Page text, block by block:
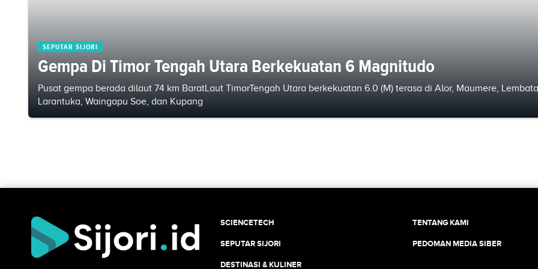
SEPUTAR SIJORI
Gempa Di Timor Tengah Utara Berkekuatan 6 Magnitudo
Pusat gempa berada dilaut 74 km BaratLaut TimorTengah Utara berkekuatan 6.0 (M) terasa di Alor, Maumere,
Larantuka, Waingapu Soe, dan Kupang
SCIENCETECH
SEPUTAR SIJORI
DESTINASI & KULINER
TENTANG KAMI
PEDOMAN MEDIA SIBER